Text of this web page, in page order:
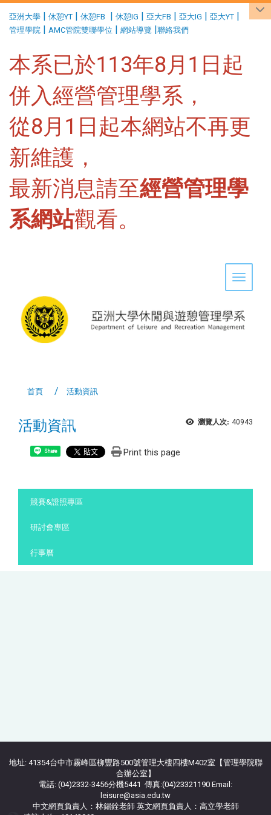
亞洲大學 | 休憩YT | 休憩FB | 休憩IG | 亞大FB | 亞大IG | 亞大YT |
管理學院 | AMC管院雙聯學位 | 網站導覽 |聯絡我們
本系已於113年8月1日起
併入經營管理學系，
從8月1日起本網站不再更
新維護，
最新消息請至經營管理學
系網站觀看。
Toggle
首頁 活動資訊
瀏覽人次: 40943
活動資訊
Share Print this page
競賽&證照專區
研討會專區
行事曆
地址: 41354台中市霧峰區柳豐路500號管理大樓四樓M402室【管理學院聯
合辦公室】
電話: (04)2332-3456分機5441 傳真:(04)23321190 Email:
leisure@asia.edu.tw
中文網頁負責人：林錫銓老師 英文網頁負責人：高立學老師